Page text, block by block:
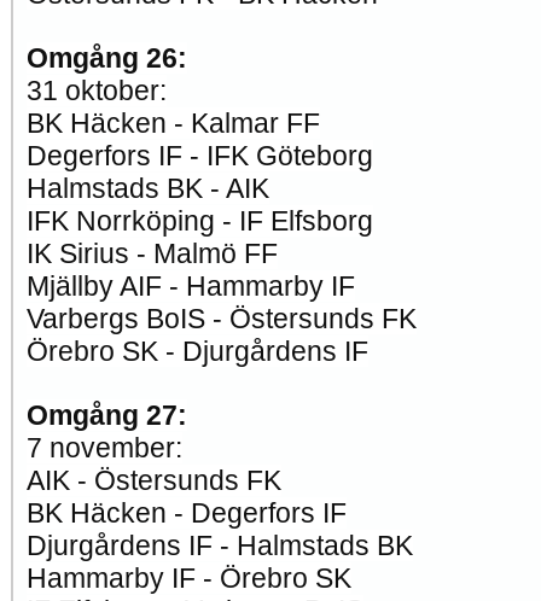
Omgång 26:
31 oktober:
BK Häcken - Kalmar FF
Degerfors IF - IFK Göteborg
Halmstads BK - AIK
IFK Norrköping - IF Elfsborg
IK Sirius - Malmö FF
Mjällby AIF - Hammarby IF
Varbergs BoIS - Östersunds FK
Örebro SK - Djurgårdens IF
Omgång 27:
7 november:
AIK - Östersunds FK
BK Häcken - Degerfors IF
Djurgårdens IF - Halmstads BK
Hammarby IF - Örebro SK